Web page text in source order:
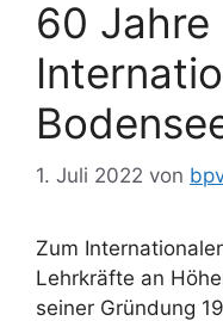
60 Jahre
1. Juli 2022 von
Zum
Lehrkräfte an
seiner Gründung